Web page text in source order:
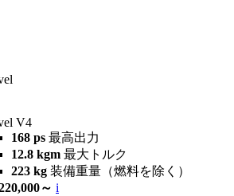
V4
168 ps 最高出力
12.8 kgm 最大トルク
223 kg 装備重量（燃料を除く）
～ i